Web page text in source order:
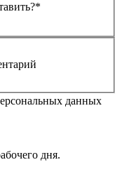
данных
дня.